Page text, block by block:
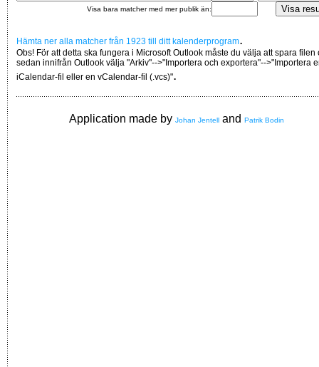
Visa bara matcher med mer publik än:
Hämta ner alla matcher från 1923 till ditt kalenderprogram.
Obs! För att detta ska fungera i Microsoft Outlook måste du välja att spara filen
sedan innifrån Outlook välja "Arkiv"-->"Importera och exportera"-->"Importera
iCalendar-fil eller en vCalendar-fil (.vcs)".
Application made by Johan Jentell and Patrik Bodin